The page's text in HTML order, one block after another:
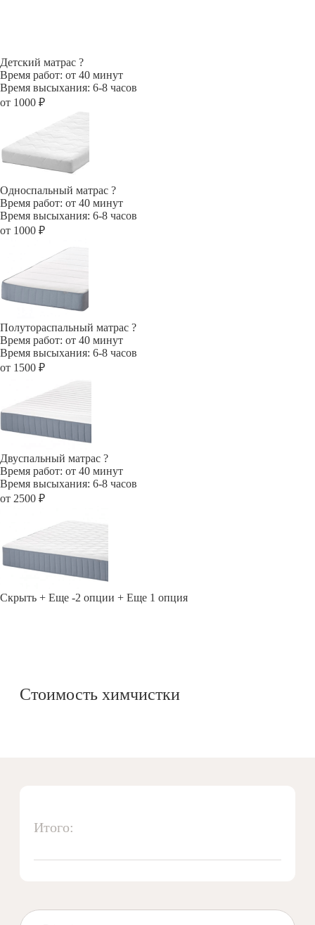
Детский матрас ?
Время работ: от 40 минут
Время высыхания: 6-8 часов
от 1000 ₽
Односпальный матрас ?
Время работ: от 40 минут
Время высыхания: 6-8 часов
от 1000 ₽
Полутораспальный матрас ?
Время работ: от 40 минут
Время высыхания: 6-8 часов
от 1500 ₽
Двуспальный матрас ?
Время работ: от 40 минут
Время высыхания: 6-8 часов
от 2500 ₽
Скрыть + Еще -2 опции + Еще 1 опция
Стоимость химчистки
Итого: